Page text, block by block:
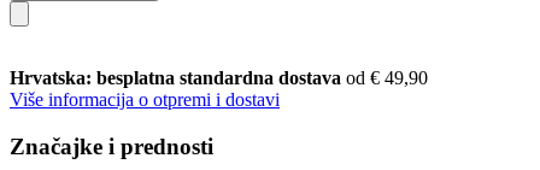
Hrvatska: besplatna standardna dostava od € 49,90
Više informacija o otpremi i dostavi
Značajke i prednosti